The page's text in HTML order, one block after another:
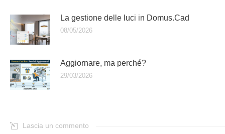
La gestione delle luci in Domus.Cad
08/05/2026
Aggiornare, ma perché?
29/03/2026
Lascia un commento